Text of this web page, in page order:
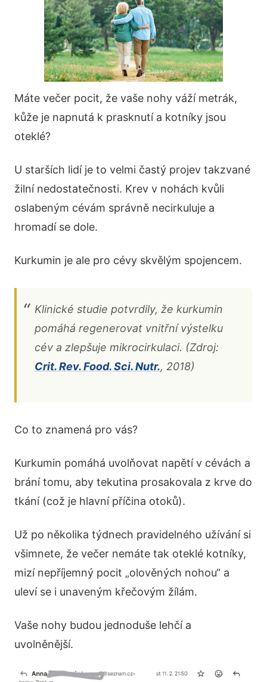
Máte večer pocit, že vaše nohy váží metrák,
kůže je napnutá k prasknutí a kotníky jsou
oteklé?
U starších lidí je to velmi častý projev takzvané
žilní nedostatečnosti. Krev v nohách kvůli
oslabeným cévám správně necirkuluje a
hromadí se dole.
Kurkumin je ale pro cévy skvělým spojencem.
Klinické studie potvrdily, že kurkumin
pomáhá regenerovat vnitřní výstelku
cév a zlepšuje mikrocirkulaci. (Zdroj:
Crit. Rev. Food. Sci. Nutr., 2018)
Co to znamená pro vás?
Kurkumin pomáhá uvolňovat napětí v cévách a
brání tomu, aby tekutina prosakovala z krve do
tkání (což je hlavní příčina otoků).
Už po několika týdnech pravidelného užívání si
všimnete, že večer nemáte tak oteklé kotníky,
mizí nepříjemný pocit „olověných nohou“ a
uleví se i unaveným křečovým žílám.
Vaše nohy budou jednoduše lehčí a
uvolněnější.